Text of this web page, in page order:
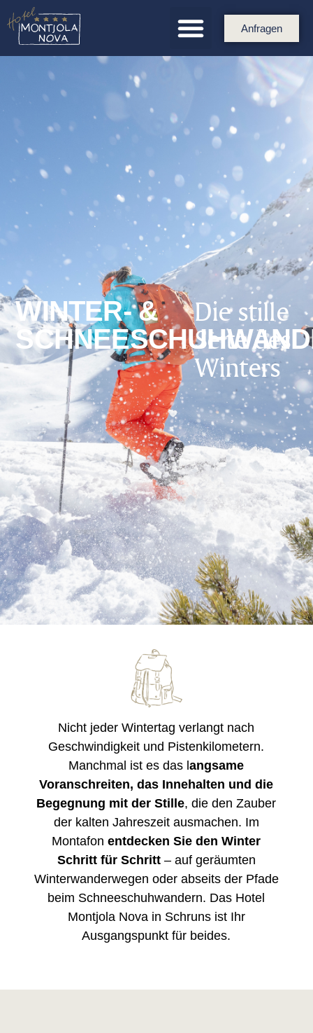
Anfragen
WINTER- &
Die stille
Seite des
Winters
Nicht jeder Wintertag verlangt nach
Geschwindigkeit und Pistenkilometern.
Manchmal ist es das langsame
Voranschreiten, das Innehalten und die
Begegnung mit der Stille, die den Zauber
der kalten Jahreszeit ausmachen. Im
Montafonentdecken Sie den Winter
Schritt für Schritt– auf geräumten
Winterwanderwegen oder abseits der Pfade
beim Schneeschuhwandern. Das Hotel
Montjola Nova in Schruns ist Ihr
Ausgangspunkt für beides.